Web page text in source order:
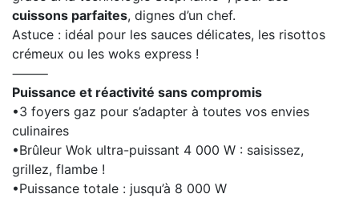
cuissons parfaites, dignes d’un chef.
Astuce : idéal pour les sauces délicates, les risottos
crémeux ou les woks express !
⸻
Puissance et réactivité sans compromis
•3 foyers gaz pour s’adapter à toutes vos envies
culinaires
•Brûleur Wok ultra-puissant 4 000 W : saisissez,
grillez, flambe !
•Puissance totale : jusqu’à 8 000 W